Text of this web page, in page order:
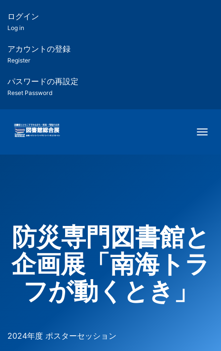
ツ
匿
名
ユ
ー
ー
用
メ
ログイン
Log in
アカウントの登録
Register
パスワードの再設定
Reset Password
防災専門図書館と
企画展「南海トラ
フが動くとき」
2024年度 ポスターセッション